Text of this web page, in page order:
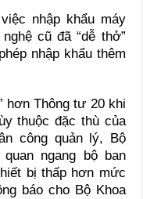
nhập khẩu máy
cũ đã “dễ thở”
nhập khẩu thêm
hơn Thông tư 20 khi
thuộc đặc thù của
công quản lý, Bộ
ngang bộ ban
bị thấp hơn mức
báo cho Bộ Khoa